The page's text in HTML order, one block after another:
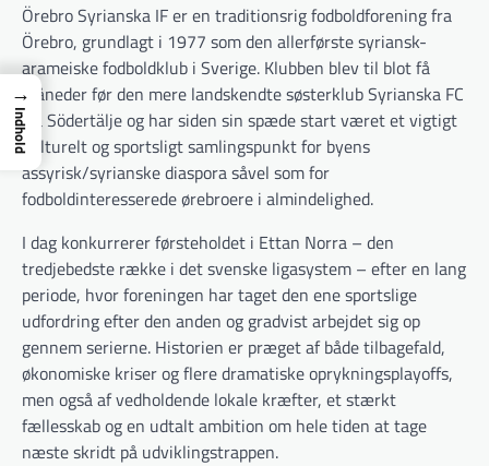
Örebro Syrianska IF er en traditionsrig fodboldforening fra
Örebro, grundlagt i 1977 som den allerførste syriansk-
arameiske fodboldklub i Sverige. Klubben blev til blot få
måneder før den mere landskendte søsterklub Syrianska FC
fra Södertälje og har siden sin spæde start været et vigtigt
kulturelt og sportsligt samlingspunkt for byens
assyrisk/syrianske diaspora såvel som for
fodboldinteresserede ørebroere i almindelighed.
I dag konkurrerer førsteholdet i Ettan Norra – den
tredjebedste række i det svenske ligasystem – efter en lang
periode, hvor foreningen har taget den ene sportslige
udfordring efter den anden og gradvist arbejdet sig op
gennem serierne. Historien er præget af både tilbagefald,
økonomiske kriser og flere dramatiske opryknings­playoffs,
men også af vedholdende lokale kræfter, et stærkt
fællesskab og en udtalt ambition om hele tiden at tage
næste skridt på udviklingstrappen.
→
Indhold